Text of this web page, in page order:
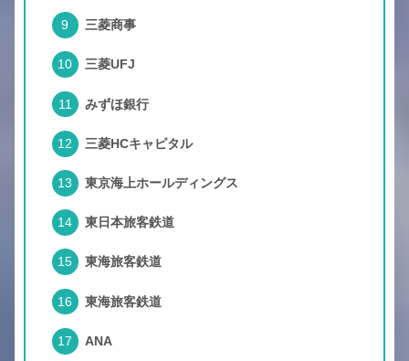
三菱商事
三菱UFJ
みずほ銀行
三菱HCキャピタル
東京海上ホールディングス
東日本旅客鉄道
東海旅客鉄道
東海旅客鉄道
ANA